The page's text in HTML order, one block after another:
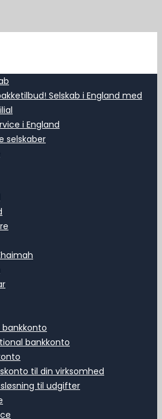
Selskab i England med
i England
selskaber
bankkonto
bankkonto
til din virksomhed
til udgifter